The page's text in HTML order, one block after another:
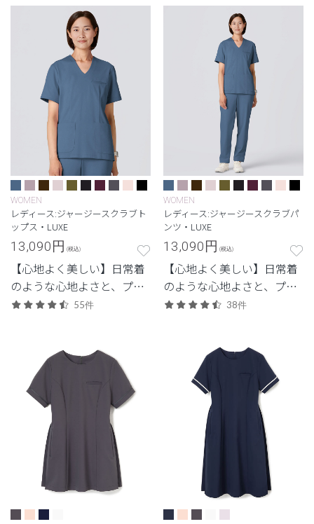
リーズ。
リーズ。
WOMEN
レディース:ジャージースクラブト
ップス・LUXE
13,090円 (税込)
【心地よく美しい】日常着
のような心地よさと、プロ
フェッショナルにふさわし
55件
WOMEN
レディース:ジャージースクラブパ
ンツ・LUXE
13,090円 (税込)
【心地よく美しい】日常着
のような心地よさと、プロ
フェッショナルにふさわし
38件